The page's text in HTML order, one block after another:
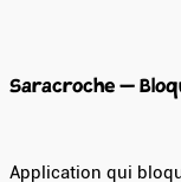
Saracroche –
Application qui